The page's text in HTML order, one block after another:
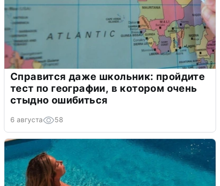
Справится даже школьник: пройдите
тест по географии, в котором очень
стыдно ошибиться
6 августа 58